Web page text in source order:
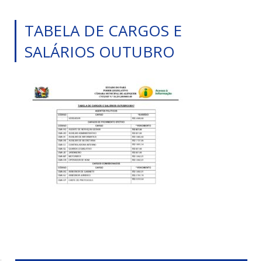
TABELA DE CARGOS E
SALÁRIOS OUTUBRO